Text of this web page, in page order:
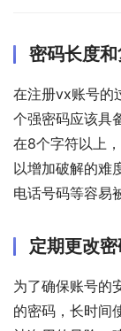
密码长度
在注册vx账号的
个强密码应该具
在8个字符以上
以增加破解的难
电话号码等容易
定期更改
为了确保账号的
的密码，长时间